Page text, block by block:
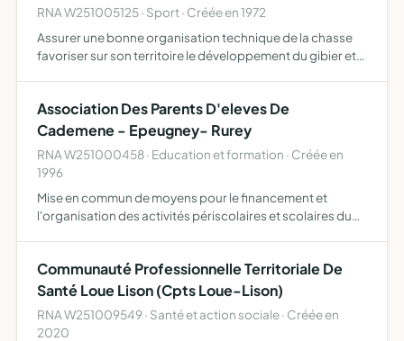
RNA W251005125 · Sport · Créée en 1972
Assurer une bonne organisation technique de la chasse
favoriser sur son territoire le développement du gibier et
cy…
Association Des Parents D'eleves De
Cademene - Epeugney- Rurey
RNA W251000458 · Education et formation · Créée en
1996
Mise en commun de moyens pour le financement et
l'organisation des activités périscolaires et scolaires du
Communauté Professionnelle Territoriale De
Santé Loue Lison (Cpts Loue-Lison)
RNA W251009549 · Santé et action sociale · Créée en
2020